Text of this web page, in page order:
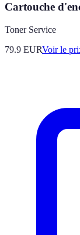
Cartouche
Toner Service
79.9 EURVoir le